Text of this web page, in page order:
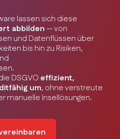
lassen sich diese
abbilden— von
und Datenflüssen über
bis hin zu Risiken,
DSGVO effizient,
um, ohne verstreute
manuelle Insellösungen.